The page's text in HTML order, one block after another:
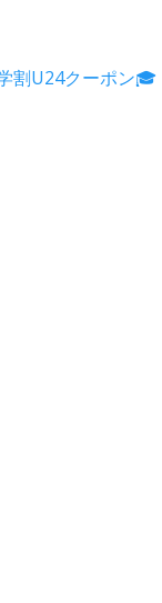
割U24クーポン🎓